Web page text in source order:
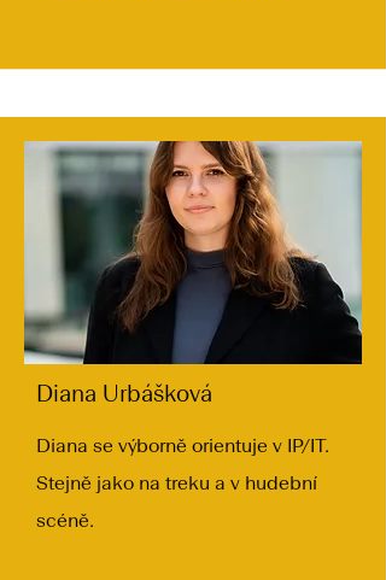
Diana Urbášková
Diana se výborně orientuje v IP/IT.
Stejně jako na treku a v hudební
scéně.